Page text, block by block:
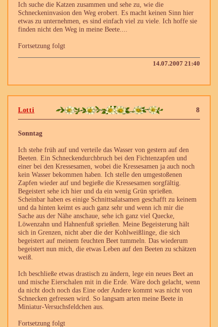
Ich suche die Katzen zusammen und sehe zu, wie die
Schneckeninvasion den Weg erobert. Es macht keinen Sinn hier
etwas zu unternehmen, es sind einfach viel zu viele. Ich hoffe sie
finden nicht den Weg in meine Beete....
Fortsetzung folgt
14.07.2007 21:40
8
Lotti
Sonntag
Ich stehe früh auf und verteile das Wasser von gestern auf den
Beeten. Ein Schneckendurchbruch bei den Fichtenzapfen und
einer bei den Kressesamen, wobei die Kressesamen ja auch noch
kein Wasser bekommen haben. Ich stelle den umgestoßenen
Zapfen wieder auf und begieße die Kressesamen sorgfältig.
Begeistert sehe ich hier und da ein wenig Grün sprießen.
Scheinbar haben es einige Schnittsalatsamen geschafft zu keinem
und da hinten keimt es auch ganz sehr und wenn ich mir die
Sache aus der Nähe anschaue, sehe ich ganz viel Quecke,
Löwenzahn und Hahnenfuß sprießen. Meine Begeisterung hält
sich in Grenzen, nicht aber die der Kohlweißlinge, die sich
begeistert auf meinem feuchten Beet tummeln. Das wiederum
begeistert nun mich, die etwas Leben auf den Beeten zu schätzen
weiß.
Ich beschließe etwas drastisch zu ändern, lege ein neues Beet an
und mische Eierschalen mit in die Erde. Wäre doch gelacht, wenn
da nicht doch noch das Eine oder Andere kommt was nicht von
Schnecken gefressen wird. So langsam arten meine Beete in
Miniatur-Versuchsfeldchen aus.
Fortsetzung folgt